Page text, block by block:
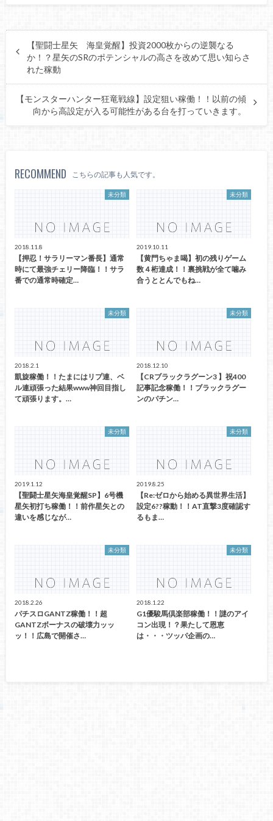
【聖闘士星矢 海皇覚醒】投資2000枚からの逆襲なる
か！？星矢のSRのポテンシャルの高さを改めて思い知らさ
れた稼動
【モンスターハンター狂竜戦線】設定狙い稼働！！以前の傾
向から高設定が入る可能性がある台を打っていきます。
RECOMMEND こちらの記事も人気です。
未分類
2018.11.8
【押忍！サラリーマン番長】通常
時にて最強チェリー降臨！！サラ
番での通常時確定…
未分類
2019.10.11
【黄門ちゃま喝】初の残りゲーム
数４桁達成！！裏挑戦が全て噛み
合うととんでもね…
未分類
2018.2.1
凱旋稼働！！たまにはリプ連、ベ
ル連頑張った結果www神回目指し
て頑張ります。…
未分類
2018.12.10
【CRブラックラグーン3 】祝400
記事記念稼働！！ブラックラグー
ンのパチン…
未分類
2019.1.12
【聖闘士星矢海皇覚醒SP】6号機
星矢初打ち稼働！！前作星矢との
違いを感じなが…
未分類
2019.8.25
【Re:ゼロから始める異世界生活】
設定6??稼動！！AT直撃3度確認す
るもま…
未分類
2018.2.26
パチスロGANTZ稼働！！超
GANTZボーナスの破壊力ッッ
ッ！！広島で開催さ…
未分類
2018.1.22
G1優駿馬倶楽部稼働！！謎のアイ
コン出現！？果たして恩恵
は・・・ツッパ企画の…